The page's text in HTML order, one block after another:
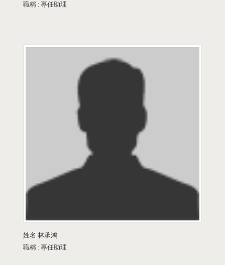
職稱 : 專任助理
姓名 林承鴻
職稱 : 專任助理